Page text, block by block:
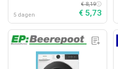
5 dagen
€ 8,19
€ 5,73